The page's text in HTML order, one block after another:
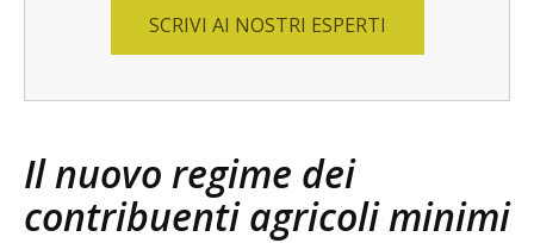
SCRIVI AI NOSTRI ESPERTI
Il nuovo regime dei
contribuenti agricoli minimi